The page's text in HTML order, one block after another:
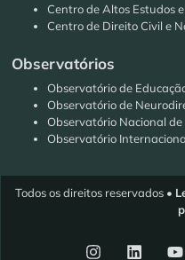
Centro de Altos Estudos
Centro de Direito Civil e
Observatórios
Observatório de
Observatório de
Observatório Nacional
Observatório
Todos os direitos reservados •